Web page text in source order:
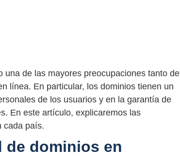
de las mayores preocupaciones tanto de
línea. En particular, los dominios tienen un
de los usuarios y en la garantía de
En este artículo, explicaremos las
cada país.
de dominios en